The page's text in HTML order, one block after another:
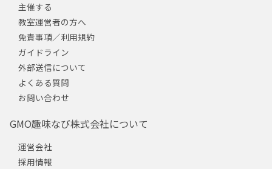
主催する
教室運営者の方へ
免責事項／利用規約
ガイドライン
外部送信について
よくある質問
お問い合わせ
GMO趣味なび株式会社について
運営会社
採用情報